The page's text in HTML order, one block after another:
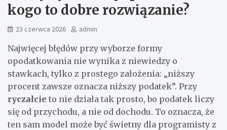
kogo to dobre rozwiązanie?
23 czerwca 2026 admin
Najwięcej błędów przy wyborze formy
opodatkowania nie wynika z niewiedzy o
stawkach, tylko z prostego założenia: „niższy
procent zawsze oznacza niższy podatek”. Przy
ryczałcie to nie działa tak prosto, bo podatek liczy
się od przychodu, a nie od dochodu. To oznacza, że
ten sam model może być świetny dla programisty z